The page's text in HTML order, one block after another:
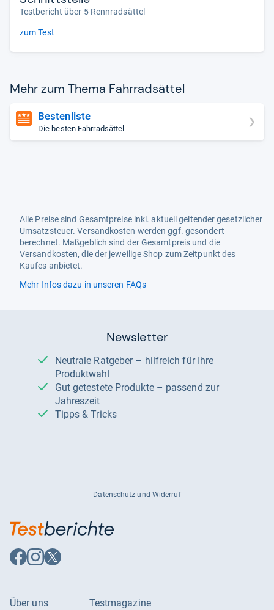
Testbericht über 5 Rennradsättel
zum Test
Mehr zum Thema Fahr­rad­sät­tel
Bestenliste
Die besten Fahrradsättel
Alle Preise sind Gesamtpreise inkl. aktuell geltender gesetzlicher
Umsatzsteuer. Versandkosten werden ggf. gesondert
berechnet. Maßgeblich sind der Gesamtpreis und die
Versandkosten, die der jeweilige Shop zum Zeitpunkt des
Kaufes anbietet.
Mehr Infos dazu in unseren FAQs
Newsletter
Neutrale Ratgeber – hilfreich für Ihre
Produktwahl
Gut getestete Produkte – passend zur
Jahreszeit
Tipps & Tricks
Datenschutz und Widerruf
Auf
Facebook
Auf
Instagram
Auf
X
Über uns Testmagazine